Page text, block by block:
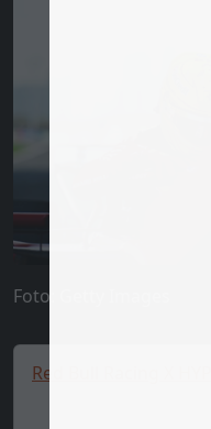
Foto: Getty Images
Red Bull Racing X